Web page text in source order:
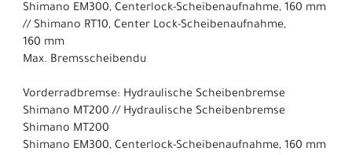
Shimano EM300, Centerlock-Scheibenaufnahme, 160 mm
// Shimano RT10, Center Lock-Scheibenaufnahme,
160 mm
Max. Bremsscheibendu
Vorderradbremse: Hydraulische Scheibenbremse
Shimano MT200 // Hydraulische Scheibenbremse
Shimano MT200
Shimano EM300, Centerlock-Scheibenaufnahme, 160 mm